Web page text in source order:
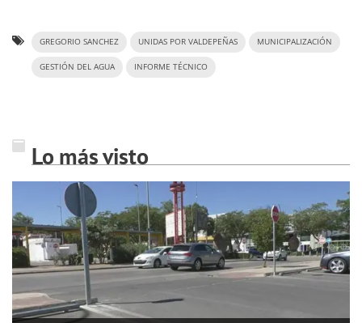
GREGORIO SANCHEZ UNIDAS POR VALDEPEÑAS MUNICIPALIZACIÓN
GESTIÓN DEL AGUA INFORME TÉCNICO
Lo más visto